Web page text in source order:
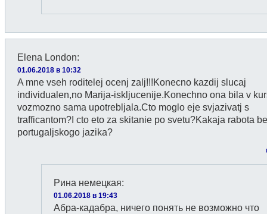
Elena London:
01.06.2018 в 10:32
A mne vseh roditelej ocenj zalj!!!Konecno kazdij slucaj
individualen,no Marija-iskljucenije.Konechno ona bila v
vozmozno sama upotrebljala.Cto moglo eje svjazivatj s
trafficantom?I cto eto za skitanie po svetu?Kakaja rabota
portugaljskogo jazika?
Рина немецкая:
01.06.2018 в 19:43
Абра-кадабра, ничего понять не возможно что